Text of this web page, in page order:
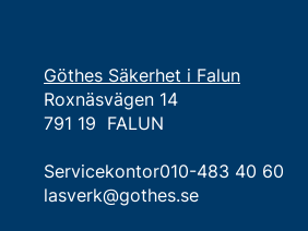
Göthes Säkerhet i Falun
Roxnäsvägen 14
791 19 FALUN
Servicekontor010-483 40 60
lasverk@gothes.se